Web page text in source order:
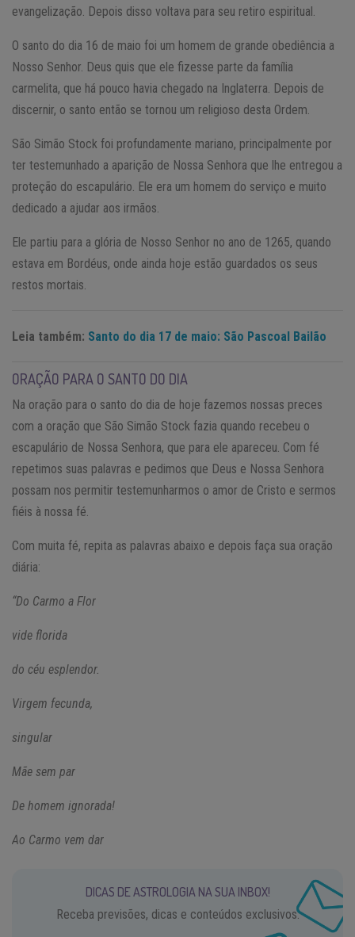
evangelização. Depois disso voltava para seu retiro espiritual.
O santo do dia 16 de maio foi um homem de grande obediência a
Nosso Senhor. Deus quis que ele fizesse parte da família
carmelita, que há pouco havia chegado na Inglaterra. Depois de
discernir, o santo então se tornou um religioso desta Ordem.
São Simão Stock foi profundamente mariano, principalmente por
ter testemunhado a aparição de Nossa Senhora que lhe entregou a
proteção do escapulário. Ele era um homem do serviço e muito
dedicado a ajudar aos irmãos.
Ele partiu para a glória de Nosso Senhor no ano de 1265, quando
estava em Bordéus, onde ainda hoje estão guardados os seus
restos mortais.
Leia também: Santo do dia 17 de maio: São Pascoal Bailão
ORAÇÃO PARA O SANTO DO DIA
Na oração para o santo do dia de hoje fazemos nossas preces
com a oração que São Simão Stock fazia quando recebeu o
escapulário de Nossa Senhora, que para ele apareceu. Com fé
repetimos suas palavras e pedimos que Deus e Nossa Senhora
possam nos permitir testemunharmos o amor de Cristo e sermos
fiéis à nossa fé.
Com muita fé, repita as palavras abaixo e depois faça sua oração
diária:
“Do Carmo a Flor
vide florida
do céu esplendor.
Virgem fecunda,
singular
Mãe sem par
De homem ignorada!
Ao Carmo vem dar
DICAS DE ASTROLOGIA NA SUA INBOX!
Receba previsões, dicas e conteúdos exclusivos.